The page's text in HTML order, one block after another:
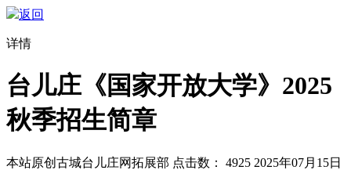
返回
详情
台儿庄《国家开放大学》2025
秋季招生简章
本站原创 古城台儿庄网拓展部 点击数： 4925 2025年07月15日